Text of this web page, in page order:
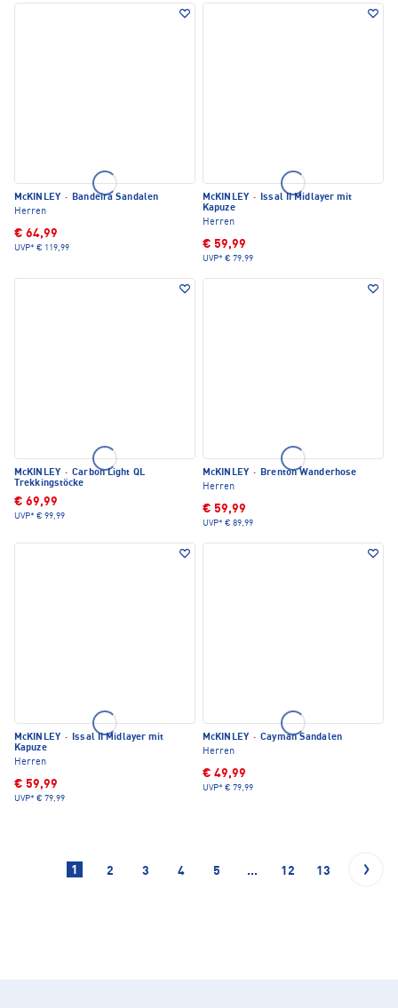
McKINLEY · Bandeira Sandalen
Herren
€ 64,99
UVP* € 119,99
McKINLEY · Issal II Midlayer mit
Kapuze
Herren
€ 59,99
UVP* € 79,99
McKINLEY · Carbon Light QL
Trekkingstöcke
€ 69,99
UVP* € 99,99
McKINLEY · Brenton Wanderhose
Herren
€ 59,99
UVP* € 89,99
McKINLEY · Issal II Midlayer mit
Kapuze
Herren
€ 59,99
UVP* € 79,99
McKINLEY · Cayman Sandalen
Herren
€ 49,99
UVP* € 79,99
1 2 3 4 5 ... 12 13